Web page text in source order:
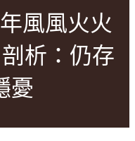
風風火火
析：仍存
憂